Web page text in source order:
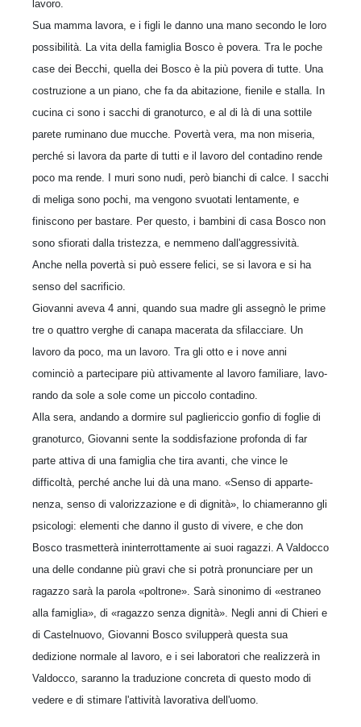
lavoro.
Sua mamma lavora, e i figli le danno una mano secondo le loro
possibilità. La vita della famiglia Bosco è povera. Tra le poche
case dei Becchi, quella dei Bosco è la più povera di tutte. Una
costruzione a un piano, che fa da abitazione, fienile e stalla. In
cucina ci sono i sacchi di granoturco, e al di là di una sottile
parete rumi­nano due mucche. Povertà vera, ma non miseria,
perché si lavora da parte di tutti e il lavoro del contadino rende
poco ma rende. I muri sono nudi, però bianchi di calce. I sacchi
di meliga sono pochi, ma vengono svuotati lentamente, e
finiscono per bastare. Per questo, i bambini di casa Bosco non
sono sfiorati dalla tristezza, e nemmeno dall'aggressività.
Anche nella povertà si può essere felici, se si lavora e si ha
senso del sacrificio.
Giovanni aveva 4 anni, quando sua madre gli assegnò le prime
tre o quattro ver­ghe di canapa macerata da sfilacciare. Un
lavoro da poco, ma un lavoro. Tra gli otto e i nove anni
cominciò a partecipare più attivamente al lavoro familiare, lavo­
rando da sole a sole come un piccolo contadino.
Alla sera, andando a dormire sul pagliericcio gonfio di foglie di
granoturco, Gio­vanni sente la soddisfazione profonda di far
parte attiva di una famiglia che tira avanti, che vince le
difficoltà, perché anche lui dà una mano. «Senso di apparte­
nenza, senso di valorizzazione e di dignità», lo chiameranno gli
psicologi: ele­menti che danno il gusto di vivere, e che don
Bosco trasmetterà ininterrottamente ai suoi ragazzi. A Valdocco
una delle condanne più gravi che si potrà pronun­ciare per un
ragazzo sarà la parola «poltrone». Sarà sinonimo di «estraneo
alla famiglia», di «ragazzo senza dignità». Negli anni di Chieri e
di Castelnuovo, Giovanni Bosco svilupperà questa sua
dedizione normale al lavoro, e i sei labo­ratori che realizzerà in
Valdocco, saranno la traduzione concreta di questo modo di
vedere e di stimare l'attività lavorativa dell'uomo.